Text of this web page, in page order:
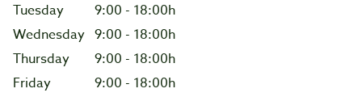
Tuesday
9:00 - 18:00h
Wednesday 9:00 - 18:00h
Thursday
9:00 - 18:00h
Friday
9:00 - 18:00h